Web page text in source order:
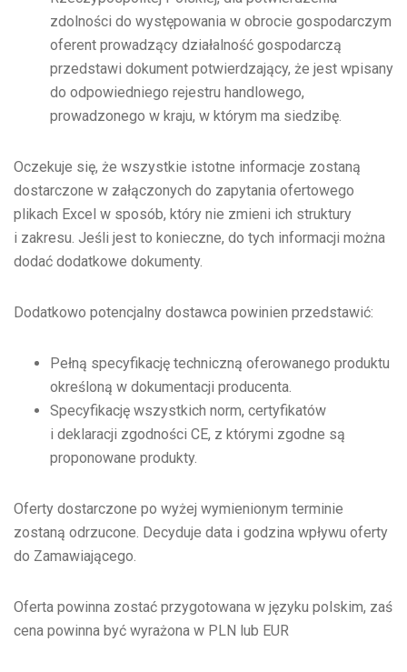
zdolności do występowania w obrocie gospodarczym
oferent prowadzący działalność gospodarczą
przedstawi dokument potwierdzający, że jest wpisany
do odpowiedniego rejestru handlowego,
prowadzonego w kraju, w którym ma siedzibę.
Oczekuje się, że wszystkie istotne informacje zostaną
dostarczone w załączonych do zapytania ofertowego
plikach Excel w sposób, który nie zmieni ich struktury
i zakresu. Jeśli jest to konieczne, do tych informacji można
dodać dodatkowe dokumenty.
Dodatkowo potencjalny dostawca powinien przedstawić:
Pełną specyfikację techniczną oferowanego produktu
określoną w dokumentacji producenta.
Specyfikację wszystkich norm, certyfikatów
i deklaracji zgodności CE, z którymi zgodne są
proponowane produkty.
Oferty dostarczone po wyżej wymienionym terminie
zostaną odrzucone. Decyduje data i godzina wpływu oferty
do Zamawiającego.
Oferta powinna zostać przygotowana w języku polskim, zaś
cena powinna być wyrażona w PLN lub EUR